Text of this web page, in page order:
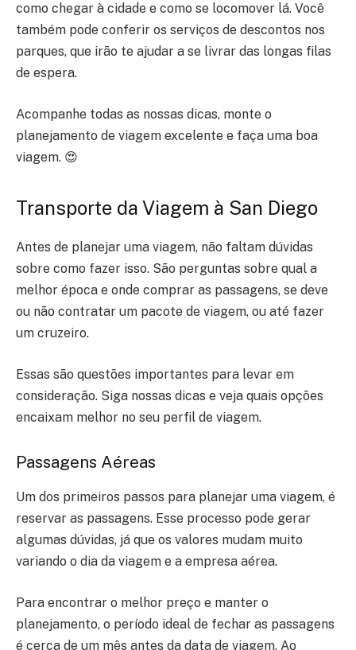
como chegar à cidade e como se locomover lá. Você
também pode conferir os serviços de descontos nos
parques, que irão te ajudar a se livrar das longas filas
de espera.
Acompanhe todas as nossas dicas, monte o
planejamento de viagem excelente e faça uma boa
viagem. 😍
Transporte da Viagem à San Diego
Antes de planejar uma viagem, não faltam dúvidas
sobre como fazer isso. São perguntas sobre qual a
melhor época e onde comprar as passagens, se deve
ou não contratar um pacote de viagem, ou até fazer
um cruzeiro.
Essas são questões importantes para levar em
consideração. Siga nossas dicas e veja quais opções
encaixam melhor no seu perfil de viagem.
Passagens Aéreas
Um dos primeiros passos para planejar uma viagem, é
reservar as passagens. Esse processo pode gerar
algumas dúvidas, já que os valores mudam muito
variando o dia da viagem e a empresa aérea.
Para encontrar o melhor preço e manter o
planejamento, o período ideal de fechar as passagens
é cerca de um mês antes da data de viagem. Ao